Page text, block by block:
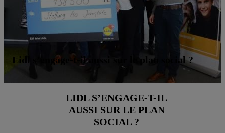
Lidl s’engage-t-il aussi sur le plan social ?
LIDL S’ENGAGE-T-IL
AUSSI SUR LE PLAN
SOCIAL ?